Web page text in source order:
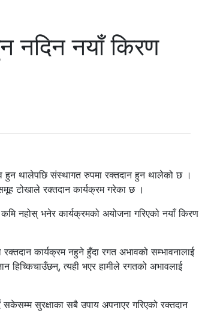
नदिन नयाँ किरण
हुन थालेपछि संस्थागत रुपमा रक्तदान हुन थालेको छ ।
टोखाले रक्तदान कार्यक्रम गरेका छ ।
नहोस् भनेर कार्यक्रमको अयोजना गरिएको नयाँ किरण
कार्यक्रम नहुने हुँदा रगत अभावको सम्भावनालाई
हिच्किचाउँछन्, त्यही भएर हामीले रगतको अभावलाई
सुरक्षाका सबै उपाय अपनाएर गरिएको रक्तदान